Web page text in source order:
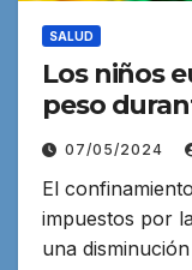
SALUD
Los niños
peso
07/05/2024
El
impuestos por
una